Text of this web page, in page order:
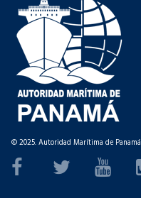
© 2025. Autoridad Marítima de Panamá